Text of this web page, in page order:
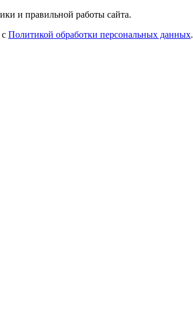
и правильной работы сайта.
Политикой обработки персональных данных.